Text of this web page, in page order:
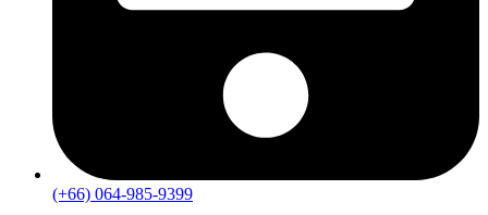
(+66) 064-985-9399